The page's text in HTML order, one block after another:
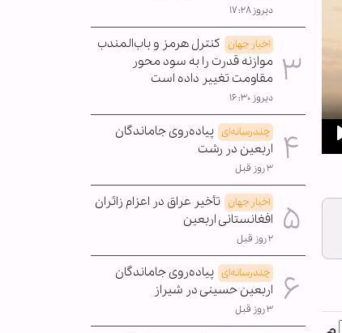
دیروز ۱۷:۲۸
اخبار جهان کنترل هرمز و باب‌المندب
موازنه قدرت را به سود محور
مقاومت تغییر داده است
دیروز ۱۶:۳۰
چندرسانه‌ای پیاده‌روی جاماندگان
اربعین در رشت
۳ روز قبل
اخبار جهان تأخیر عراق در اعزام زائران
افغانستانی اربعین
۲ روز قبل
چندرسانه‌ای پیاده‌روی جاماندگان
اربعین حسینی در شیراز
۳ روز قبل